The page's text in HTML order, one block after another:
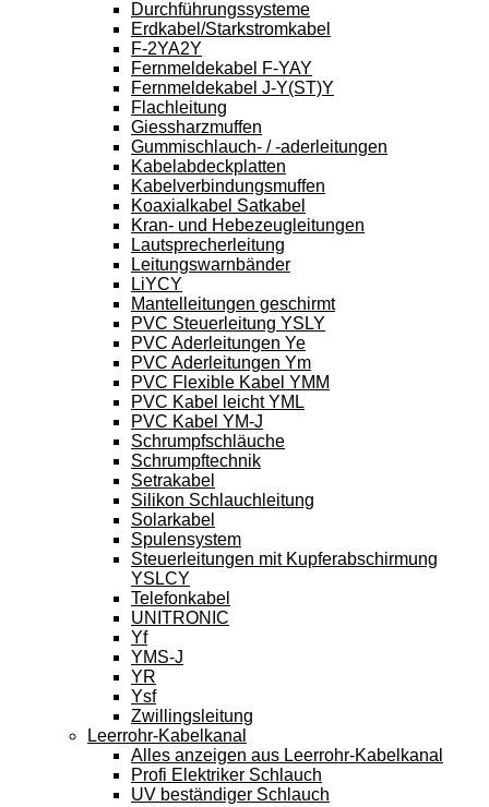
Durchführungssysteme
Erdkabel/Starkstromkabel
F-2YA2Y
Fernmeldekabel F-YAY
Fernmeldekabel J-Y(ST)Y
Flachleitung
Giessharzmuffen
Gummischlauch- / -aderleitungen
Kabelabdeckplatten
Kabelverbindungsmuffen
Koaxialkabel Satkabel
Kran- und Hebezeugleitungen
Lautsprecherleitung
Leitungswarnbänder
LiYCY
Mantelleitungen geschirmt
PVC Steuerleitung YSLY
PVC Aderleitungen Ye
PVC Aderleitungen Ym
PVC Flexible Kabel YMM
PVC Kabel leicht YML
PVC Kabel YM-J
Schrumpfschläuche
Schrumpftechnik
Setrakabel
Silikon Schlauchleitung
Solarkabel
Spulensystem
Steuerleitungen mit Kupferabschirmung
YSLCY
Telefonkabel
UNITRONIC
Yf
YMS-J
YR
Ysf
Zwillingsleitung
Leerrohr-Kabelkanal
Alles anzeigen aus Leerrohr-Kabelkanal
Profi Elektriker Schlauch
UV beständiger Schlauch